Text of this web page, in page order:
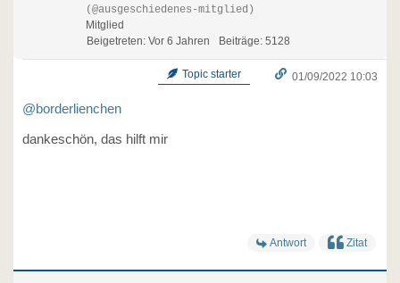
(@ausgeschiedenes-mitglied)
Mitglied
Beigetreten: Vor 6 Jahren
Beiträge: 5128
Topic starter 01/09/2022 10:03
@borderlienchen
dankeschön, das hilft mir
Antwort Zitat